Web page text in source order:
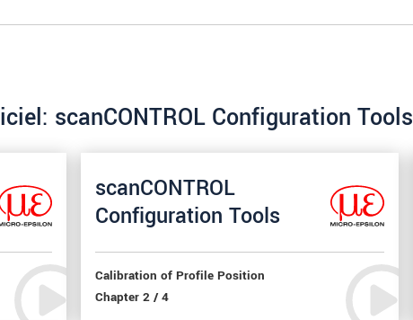
scanCONTROL Configuration Tools
scanCONTROL
Configuration Tools
Calibration of Profile Position
Chapter 2 / 4